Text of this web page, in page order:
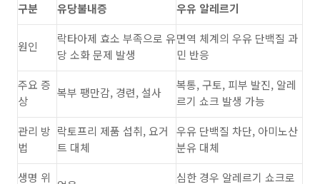
구분 유당불내증 우유 알레르기
원인
락타아제 효소 부족으로 유
당 소화문제 발생
면역 체계의 우유 단백질 과
민 반응
주요 증
상
복부 팽만감, 경련, 설사
복통, 구토, 피부 발진, 알레
르기 쇼크 발생 가능
관리 방
법
락토프리 제품 섭취, 요거
트 대체
우유 단백질 차단, 아미노산
분유 대체
생명 위
심한 경우 알레르기 쇼크로